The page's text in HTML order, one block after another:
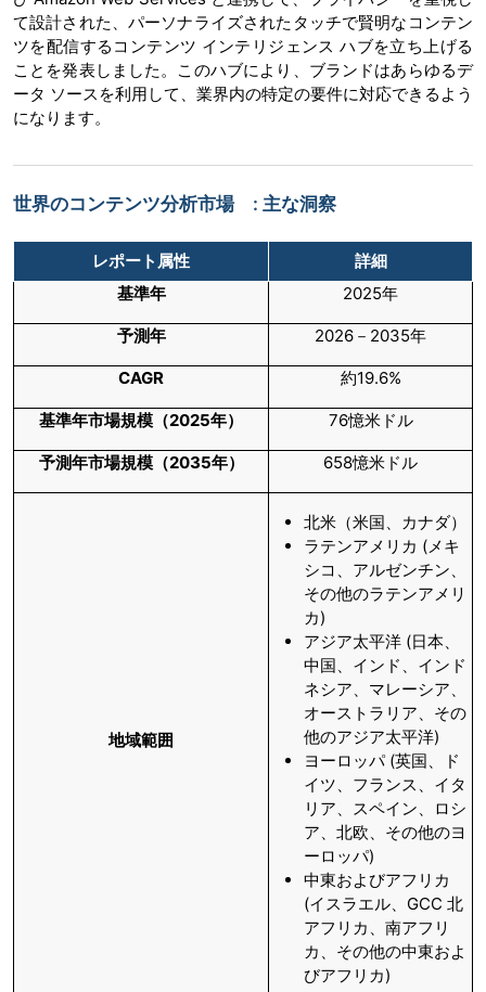
て設計された、パーソナライズされたタッチで賢明なコンテン
ツを配信するコンテンツ インテリジェンス ハブを立ち上げる
ことを発表しました。このハブにより、ブランドはあらゆるデ
ータ ソースを利用して、業界内の特定の要件に対応できるよう
になります。
世界のコンテンツ分析市場 : 主な洞察
レポート属性
詳細
基準年
2025年
予測年 2026－2035年
CAGR 約19.6%
基準年市場規模（2025年） 76憶米ドル
予測年市場規模（2035年） 658憶米ドル
地域範囲
北米（米国、カナダ）
ラテンアメリカ (メキ
シコ、アルゼンチン、
その他のラテンアメリ
カ)
アジア太平洋 (日本、
中国、インド、インド
ネシア、マレーシア、
オーストラリア、その
他のアジア太平洋)
ヨーロッパ (英国、ド
イツ、フランス、イタ
リア、スペイン、ロシ
ア、北欧、その他のヨ
ーロッパ)
中東およびアフリカ
(イスラエル、GCC 北
アフリカ、南アフリ
カ、その他の中東およ
びアフリカ)